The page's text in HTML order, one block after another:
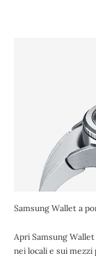
Samsung Wallet a
Apri Samsung
nei locali e sui